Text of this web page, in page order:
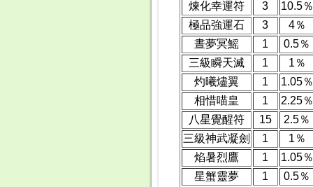
煉化幸運符
3
10.5％
極品強運石
3
4％
晝夢冥鰩
1
0.5％
三級瞬天滅
1
1％
灼曦燼翼
1
1.05％
相惜喵皇
1
2.25％
八星覺醒符
15
2.5％
三級神武凝劍
1
1％
焰暑烈鷹
1
1.05％
星蟹靈夢
1
0.5％